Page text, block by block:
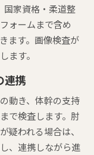
国家資格・柔道整
ォームまで含め
ます。画像検査が
ます。
連携
動き、体幹の支持
で検査します。肘
疑われる場合は、
、連携しながら進